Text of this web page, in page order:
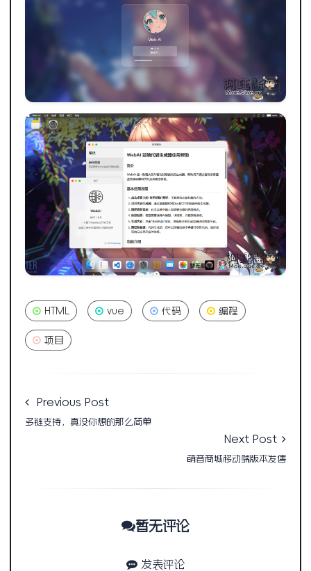
HTML vue 代码 编程
项目
Previous Post
多链支持，真没你想的那么简单
Next Post
萌音商城移动端版本发售
暂无评论
发表评论